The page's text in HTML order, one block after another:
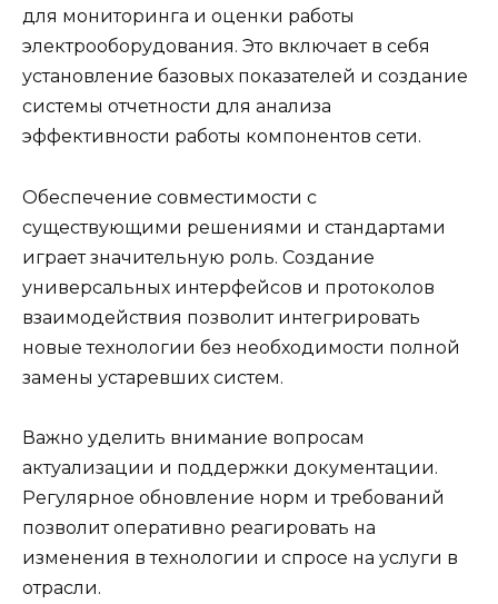
для мониторинга и оценки работы
электрооборудования. Это включает в себя
установление базовых показателей и создание
системы отчетности для анализа
эффективности работы компонентов сети.
Обеспечение совместимости с
существующими решениями и стандартами
играет значительную роль. Создание
универсальных интерфейсов и протоколов
взаимодействия позволит интегрировать
новые технологии без необходимости полной
замены устаревших систем.
Важно уделить внимание вопросам
актуализации и поддержки документации.
Регулярное обновление норм и требований
позволит оперативно реагировать на
изменения в технологии и спросе на услуги в
отрасли.